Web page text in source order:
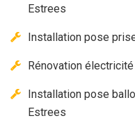
Estrees
Installation pose
Rénovation
Installation pose
Estrees